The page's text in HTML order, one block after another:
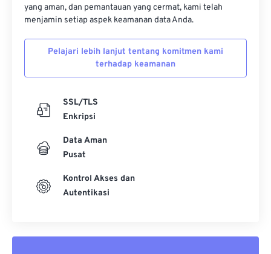
yang aman, dan pemantauan yang cermat, kami telah
menjamin setiap aspek keamanan data Anda.
Pelajari lebih lanjut tentang komitmen kami
terhadap keamanan
SSL/TLS
Enkripsi
Data Aman
Pusat
Kontrol Akses dan
Autentikasi